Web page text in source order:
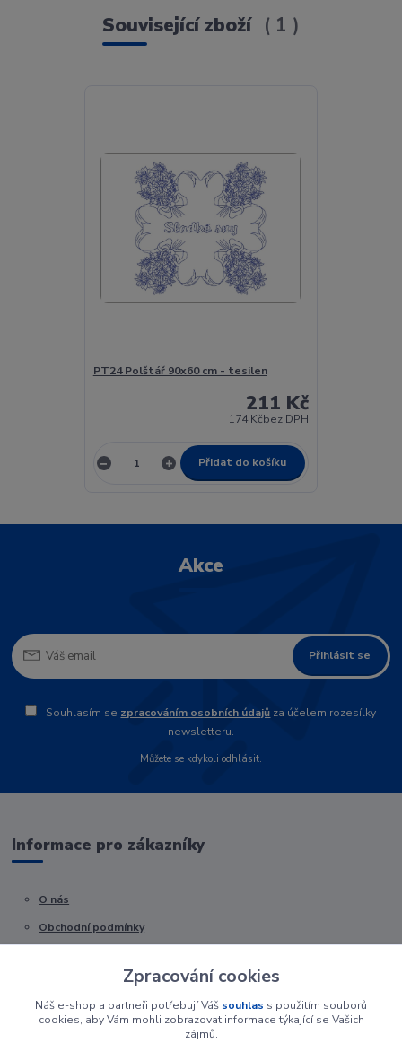
Související zboží 1
PT24 Polštář 90x60 cm - tesilen
211 Kč
174 Kčbez DPH
Přidat do košíku
Akce
Přihlásit se
Souhlasím se zpracováním osobních údajů za účelem rozesílky
newsletteru.
Můžete se kdykoli odhlásit.
Informace pro zákazníky
O nás
Obchodní podmínky
Zpracování cookies
Náš e-shop a partneři potřebují Váš souhlas s použitím souborů
cookies, aby Vám mohli zobrazovat informace týkající se Vašich
zájmů.